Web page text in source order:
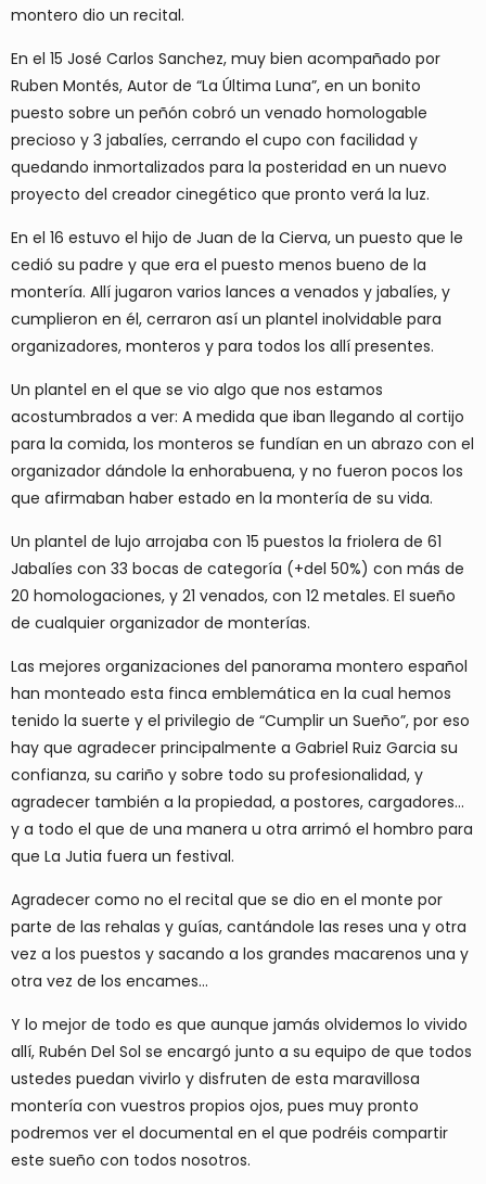
montero dio un recital.
En el 15 José Carlos Sanchez, muy bien acompañado por
Ruben Montés, Autor de “La Última Luna”, en un bonito
puesto sobre un peñón cobró un venado homologable
precioso y 3 jabalíes, cerrando el cupo con facilidad y
quedando inmortalizados para la posteridad en un nuevo
proyecto del creador cinegético que pronto verá la luz.
En el 16 estuvo el hijo de Juan de la Cierva, un puesto que le
cedió su padre y que era el puesto menos bueno de la
montería. Allí jugaron varios lances a venados y jabalíes, y
cumplieron en él, cerraron así un plantel inolvidable para
organizadores, monteros y para todos los allí presentes.
Un plantel en el que se vio algo que nos estamos
acostumbrados a ver: A medida que iban llegando al cortijo
para la comida, los monteros se fundían en un abrazo con el
organizador dándole la enhorabuena, y no fueron pocos los
que afirmaban haber estado en la montería de su vida.
Un plantel de lujo arrojaba con 15 puestos la friolera de 61
Jabalíes con 33 bocas de categoría (+del 50%) con más de
20 homologaciones, y 21 venados, con 12 metales. El sueño
de cualquier organizador de monterías.
Las mejores organizaciones del panorama montero español
han monteado esta finca emblemática en la cual hemos
tenido la suerte y el privilegio de “Cumplir un Sueño”, por eso
hay que agradecer principalmente a Gabriel Ruiz Garcia su
confianza, su cariño y sobre todo su profesionalidad, y
agradecer también a la propiedad, a postores, cargadores…
y a todo el que de una manera u otra arrimó el hombro para
que La Jutia fuera un festival.
Agradecer como no el recital que se dio en el monte por
parte de las rehalas y guías, cantándole las reses una y otra
vez a los puestos y sacando a los grandes macarenos una y
otra vez de los encames…
Y lo mejor de todo es que aunque jamás olvidemos lo vivido
allí, Rubén Del Sol se encargó junto a su equipo de que todos
ustedes puedan vivirlo y disfruten de esta maravillosa
montería con vuestros propios ojos, pues muy pronto
podremos ver el documental en el que podréis compartir
este sueño con todos nosotros.